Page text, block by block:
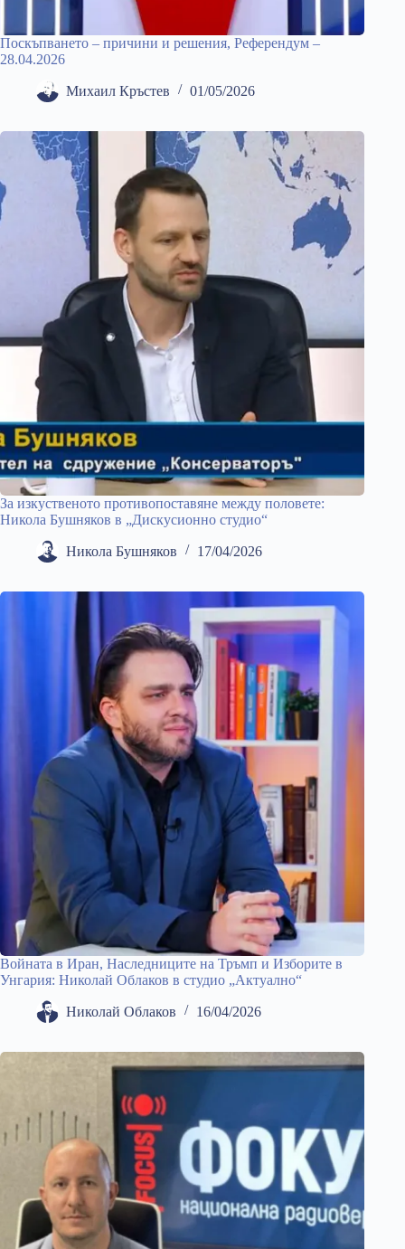
Поскъпването – причини и решения, Референдум –
28.04.2026
Михаил Кръстев 01/05/2026
За изкуственото противопоставяне между половете:
Никола Бушняков в „Дискусионно студио“
Никола Бушняков 17/04/2026
Войната в Иран, Наследниците на Тръмп и Изборите в
Унгария: Николай Облаков в студио „Актуално“
Николай Облаков 16/04/2026